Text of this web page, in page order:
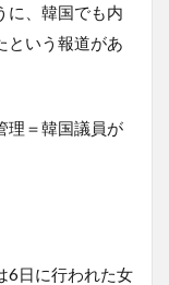
に、韓国でも内
という報道があ
理＝韓国議員が
6日に行われた女